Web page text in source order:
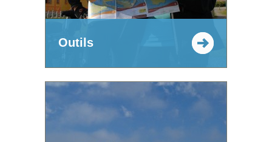
Outils